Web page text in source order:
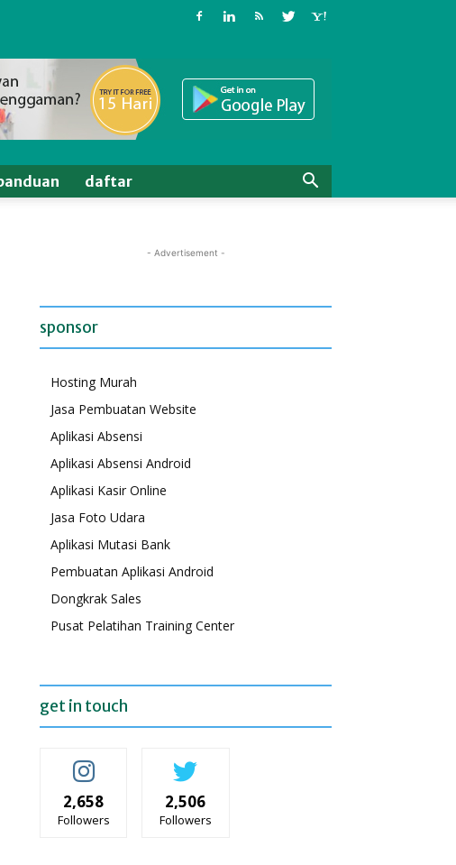
daftar
- Advertisement -
sponsor
Hosting Murah
Jasa Pembuatan Website
Aplikasi Absensi
Aplikasi Absensi Android
Aplikasi Kasir Online
Jasa Foto Udara
Aplikasi Mutasi Bank
Pembuatan Aplikasi Android
Dongkrak Sales
Pusat Pelatihan Training Center
get in touch
2,658
Followers
2,506
Followers